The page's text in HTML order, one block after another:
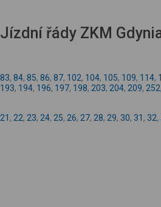
Jízdní řády ZKM
83, 84, 85, 86, 87, 102, 104, 105, 109, 114,
193, 194, 196, 197, 198, 203, 204, 209, 252
21 , 22, 23, 24, 25, 26, 27, 28, 29, 30, 31 , 32,